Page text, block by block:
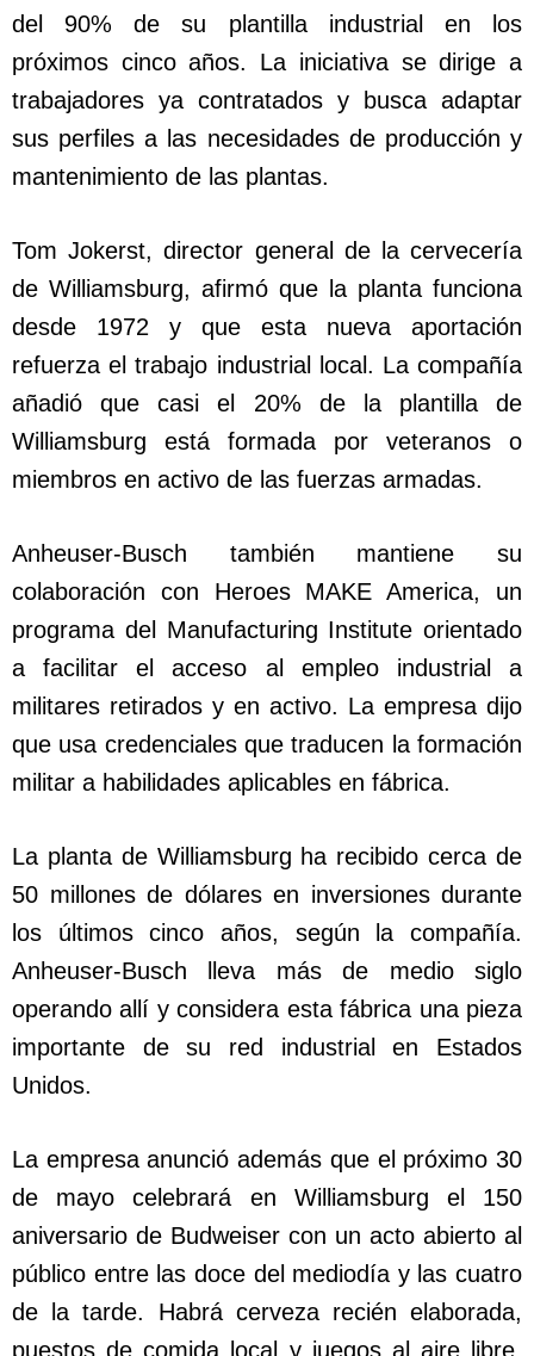
del 90% de su plantilla industrial en los
próximos cinco años. La iniciativa se dirige a
trabajadores ya contratados y busca adaptar
sus perfiles a las necesidades de producción y
mantenimiento de las plantas.
Tom Jokerst, director general de la cervecería
de Williamsburg, afirmó que la planta funciona
desde 1972 y que esta nueva aportación
refuerza el trabajo industrial local. La compañía
añadió que casi el 20% de la plantilla de
Williamsburg está formada por veteranos o
miembros en activo de las fuerzas armadas.
Anheuser-Busch también mantiene su
colaboración con Heroes MAKE America, un
programa del Manufacturing Institute orientado
a facilitar el acceso al empleo industrial a
militares retirados y en activo. La empresa dijo
que usa credenciales que traducen la formación
militar a habilidades aplicables en fábrica.
La planta de Williamsburg ha recibido cerca de
50 millones de dólares en inversiones durante
los últimos cinco años, según la compañía.
Anheuser-Busch lleva más de medio siglo
operando allí y considera esta fábrica una pieza
importante de su red industrial en Estados
Unidos.
La empresa anunció además que el próximo 30
de mayo celebrará en Williamsburg el 150
aniversario de Budweiser con un acto abierto al
público entre las doce del mediodía y las cuatro
de la tarde. Habrá cerveza recién elaborada,
puestos de comida local y juegos al aire libre.